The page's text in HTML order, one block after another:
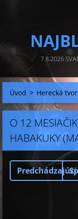
7.8.2026
Úvod > Herecká
O 12
HABAKUKY
Predchádzajúci